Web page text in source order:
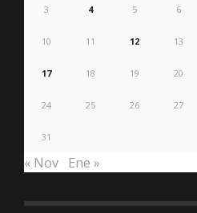
3 4 5 6
10 11 12 13
17 18 19 20
24 25 26 27
31
« Nov Ene »